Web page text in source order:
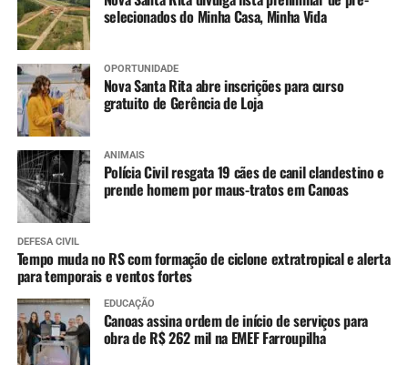
selecionados do Minha Casa, Minha Vida
OPORTUNIDADE
Nova Santa Rita abre inscrições para curso
gratuito de Gerência de Loja
ANIMAIS
Polícia Civil resgata 19 cães de canil clandestino e
prende homem por maus-tratos em Canoas
DEFESA CIVIL
Tempo muda no RS com formação de ciclone extratropical e alerta
para temporais e ventos fortes
EDUCAÇÃO
Canoas assina ordem de início de serviços para
obra de R$ 262 mil na EMEF Farroupilha